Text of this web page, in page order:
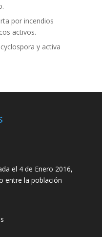
por incendios
activos.
y activa
el 4 de Enero 2016,
entre la población